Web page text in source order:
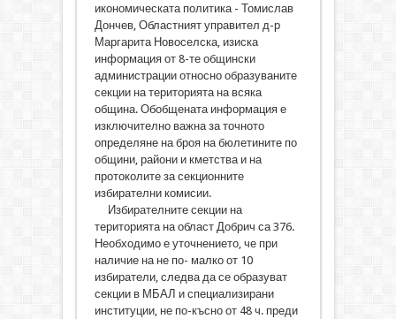
икономическата политика - Томислав
Дончев, Областният управител д-р
Маргарита Новоселска, изиска
информация от 8-те общински
администрации относно образуваните
секции на територията на всяка
община. Обобщената информация е
изключително важна за точното
определяне на броя на бюлетините по
общини, райони и кметства и на
протоколите за секционните
избирателни комисии.
Избирателните секции на
територията на област Добрич са 376.
Необходимо е уточнението, че при
наличие на не по- малко от 10
избиратели, следва да се образуват
секции в МБАЛ и специализирани
институции, не по-късно от 48 ч. преди